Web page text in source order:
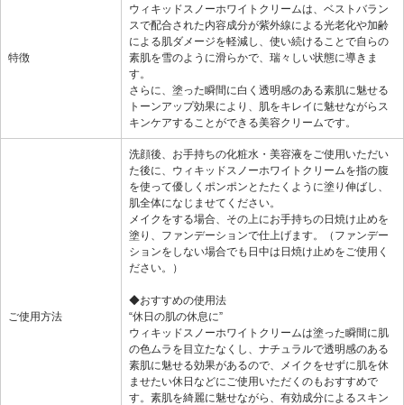
特徴
ウィキッドスノーホワイトクリームは、ベストバラン
スで配合された内容成分が紫外線による光老化や加齢
による肌ダメージを軽減し、使い続けることで自らの
素肌を雪のように滑らかで、瑞々しい状態に導きま
す。
さらに、塗った瞬間に白く透明感のある素肌に魅せる
トーンアップ効果により、肌をキレイに魅せながらス
キンケアすることができる美容クリームです。
ご使用方法
洗顔後、お手持ちの化粧水・美容液をご使用いただい
た後に、ウィキッドスノーホワイトクリームを指の腹
を使って優しくポンポンとたたくように塗り伸ばし、
肌全体になじませてください。
メイクをする場合、その上にお手持ちの日焼け止めを
塗り、ファンデーションで仕上げます。（ファンデー
ションをしない場合でも日中は日焼け止めをご使用く
ださい。）
◆おすすめの使用法
“休日の肌の休息に”
ウィキッドスノーホワイトクリームは塗った瞬間に肌
の色ムラを目立たなくし、ナチュラルで透明感のある
素肌に魅せる効果があるので、メイクをせずに肌を休
ませたい休日などにご使用いただくのもおすすめで
す。素肌を綺麗に魅せながら、有効成分によるスキン